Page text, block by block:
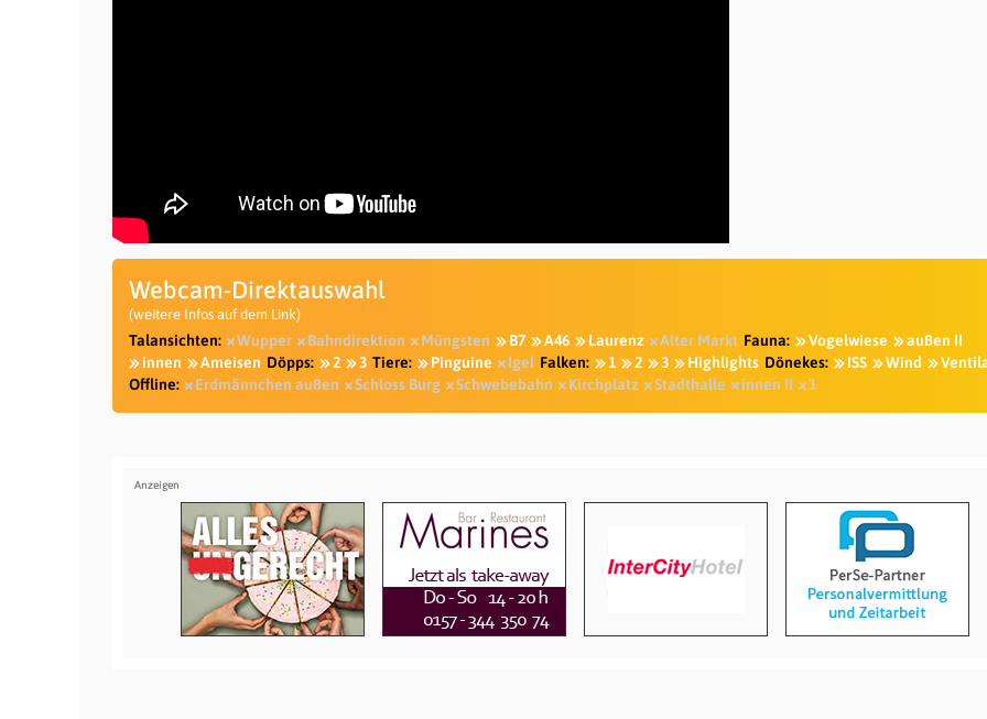
Webcam-Direktauswahl
(weitere Infos auf dem Link)
Talansichten: Wupper Bahndirektion Müngsten B7 A46 Laurenz Alter Markt Fauna: Vogelwiese
außen II
innen
Ameisen Döpps: 2 3 Tiere: Pinguine Igel Falken: 1 2 3 Highlights Dönekes: ISS Wind
Offline:
Erdmännchen außen Schloss Burg Schwebebahn Kirchplatz Stadthalle innen II 1